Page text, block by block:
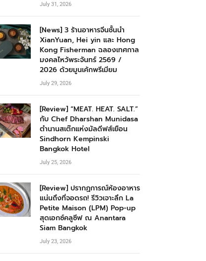
July 31, 2026
[News] 3 ร้านอาหารจีนชั้นนำ
XianYuan, Hei yin และ Hong
Kong Fisherman ฉลองเทศกาล
มงคลไหว้พระจันทร์ 2569 /
2026 ด้วยมูนเค้กพรีเมียม
July 29, 2026
[Review] “MEAT. HEAT. SALT.”
กับ Chef Dharshan Munidasa
ตำนานสเต๊กแห่งมัลดีฟส์เยือน
Sindhorn Kempinski
Bangkok Hotel
July 25, 2026
[Review] ปรากฏการณ์ห้องอาหาร
แน่นถึงที่จอดรถ! รีวิวเจาะลึก La
Petite Maison (LPM) Pop-up
สุดเอกซ์คลูซีฟ ณ Anantara
Siam Bangkok
July 23, 2026